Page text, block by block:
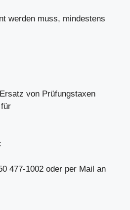
werden muss, mindestens
von Prüfungstaxen
477-1002 oder per Mail an